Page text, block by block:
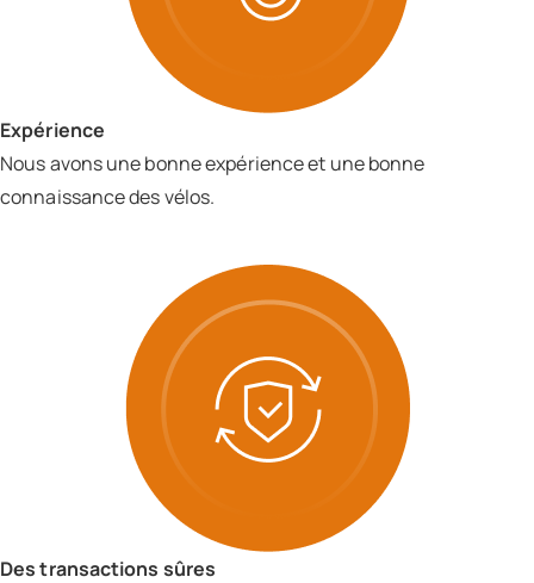
Expérience
Nous avons une bonne expérience et une bonne
connaissance des vélos.
Des transactions sûres